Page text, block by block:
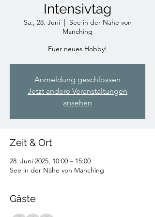
Intensivtag
Sa., 28. Juni
  |
See in der Nähe von
Manching
Euer neues Hobby!
Anmeldung geschlossen
Jetzt andere Veranstaltungen
ansehen
Zeit & Ort
28. Juni 2025, 10:00 – 15:00
See in der Nähe von Manching
Gäste